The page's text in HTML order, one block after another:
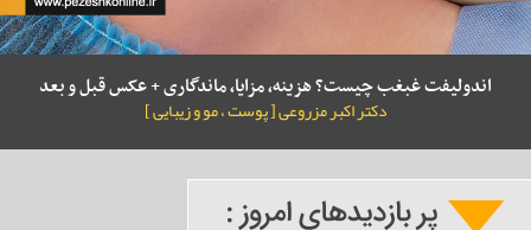
اندولیفت غبغب چیست؟ هزینه، مزایا، ماندگاری + عکس قبل و بعد
دکتر اکبر مزروعی [ پوست ، مو و زیبایی ]